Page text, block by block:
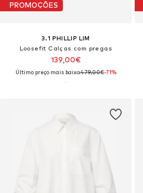
PROMOÇÕES
3.1 PHILLIP LIM
Loosefit Calças com pregas
139,00€
Último preço mais baixo:479,00€-71%